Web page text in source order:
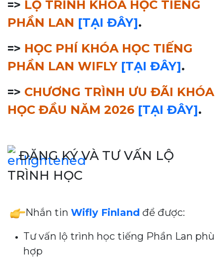
=> LỘ TRÌNH KHÓA HỌC TIẾNG
PHẦN LAN [TẠI ĐÂY].
=> HỌC PHÍ KHÓA HỌC TIẾNG
PHẦN LAN WIFLY [TẠI ĐÂY].
=> CHƯƠNG TRÌNH ƯU ĐÃI KHÓA
HỌC ĐẦU NĂM 2026 [TẠI ĐÂY].
ĐĂNG KÝ VÀ TƯ VẤN LỘ
TRÌNH HỌC
Nhắn tin Wifly Finland để được:
Tư vấn lộ trình học tiếng Phần Lan phù
hợp